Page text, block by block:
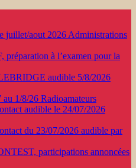
juillet/aout 2026 Administrations
préparation à l’examen pour la
audible 5/8/2026
1/8/26 Radioamateurs
audible le 24/07/2026
du 23/07/2026 audible par
participations annoncées